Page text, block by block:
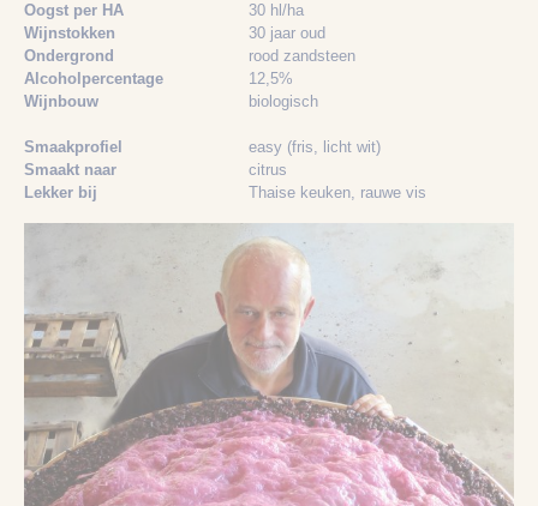
Oogst per HA
30 hl/ha
Wijnstokken
30 jaar oud
Ondergrond
rood zandsteen
Alcoholpercentage
12,5%
Wijnbouw
biologisch
Smaakprofiel
easy (fris, licht wit)
Smaakt naar
citrus
Lekker bij
Thaise keuken, rauwe vis